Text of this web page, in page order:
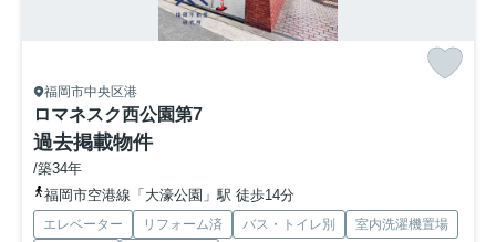
福岡市中央区港
ロマネスク西公園第7
過去掲載物件
/築34年
福岡市空港線「大濠公園」駅 徒歩14分
エレベーター リフォーム済 バス・トイレ別
室内洗濯機置場